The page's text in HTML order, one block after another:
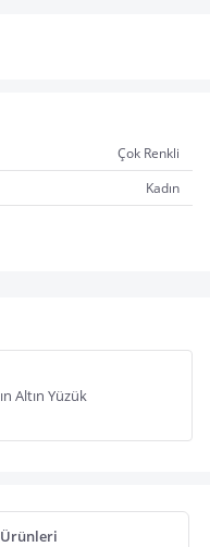
Çok Renkli
Kadın
Altın Yüzük
Ürünleri